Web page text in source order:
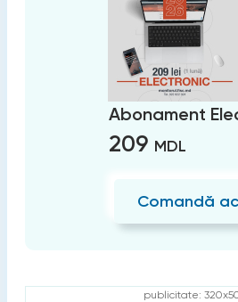
Abonament
209 MDL
Comandă
publicitate: